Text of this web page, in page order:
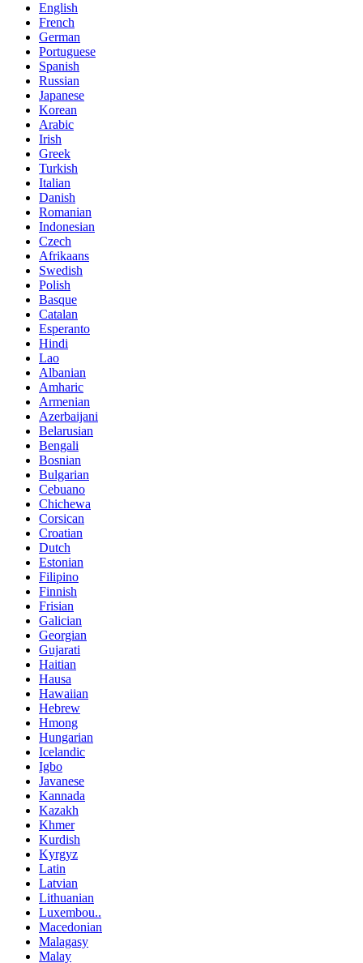
English
French
German
Portuguese
Spanish
Russian
Japanese
Korean
Arabic
Irish
Greek
Turkish
Italian
Danish
Romanian
Indonesian
Czech
Afrikaans
Swedish
Polish
Basque
Catalan
Esperanto
Hindi
Lao
Albanian
Amharic
Armenian
Azerbaijani
Belarusian
Bengali
Bosnian
Bulgarian
Cebuano
Chichewa
Corsican
Croatian
Dutch
Estonian
Filipino
Finnish
Frisian
Galician
Georgian
Gujarati
Haitian
Hausa
Hawaiian
Hebrew
Hmong
Hungarian
Icelandic
Igbo
Javanese
Kannada
Kazakh
Khmer
Kurdish
Kyrgyz
Latin
Latvian
Lithuanian
Luxembou..
Macedonian
Malagasy
Malay